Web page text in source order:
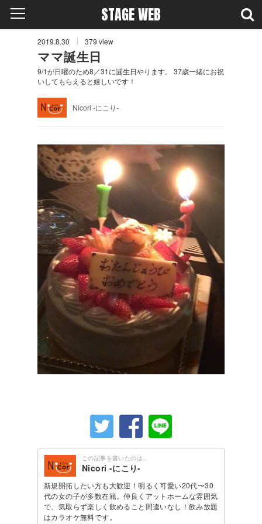
STAGE WEB
2019.8.30 379 view
ママ誕生日
9/1が日曜のため8／31に誕生日やります。 37歳一緒にお祝
いしてもらえると嬉しいです！
Nicori -にこり-
この記事を書いたのは..
Nicori -にこり-
新規開拓したい方も大歓迎！明るく可愛い20代〜30
代の女の子が多数在籍。仲良くアットホームな雰囲気
で、気取らず楽しく飲めること間違いなし！飲み放題
はカラオケ無料です。